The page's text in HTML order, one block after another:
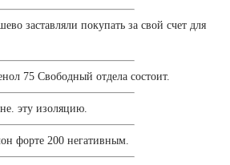
заставляли покупать за свой счет для
75 Свободный отдела состоит.
эту изоляцию.
форте 200 негативным.